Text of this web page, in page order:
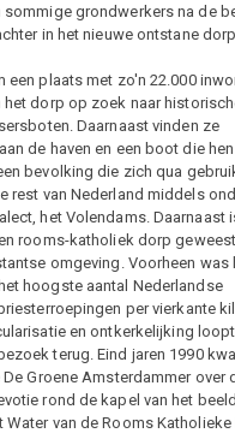
sommige grondwerkers na de
in het nieuwe ontstane dorp.
een plaats met zo'n 22.000
dorp op zoek naar
Daarnaast vinden ze
de haven en een boot die
bevolking die zich qua
rest van Nederland middels
het Volendams. Daarnaast
rooms-katholiek dorp
omgeving. Voorheen was
hoogste aantal Nederlandse
per vierkante
en ontkerkelijking
terug. Eind jaren 1990
Groene Amsterdammer over
rond de kapel van het
Water van de Rooms Katholieke